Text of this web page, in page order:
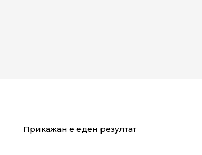
Прикажан е еден резултат